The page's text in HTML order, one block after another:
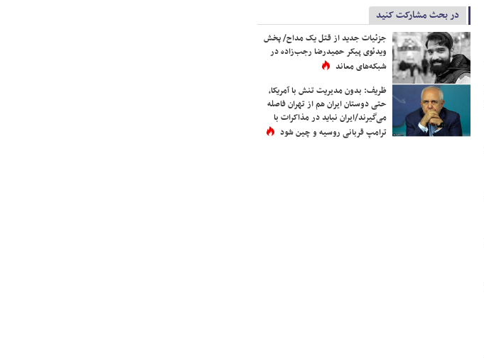
در بحث مشارکت کنید
جزئیات جدید از قتل یک مداح/ پخش
ویدئوی پیکر حمیدرضا رجب‌زاده در
شبکه‌های معاند
ظریف: بدون مدیریت تنش با آمریکا،
حتی دوستان ایران هم از تهران فاصله
می‌گیرند/ایران نباید در مذاکرات با
ترامپ قربانی روسیه و چین شود